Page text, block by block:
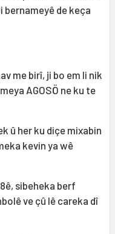
bernameyê de keça
me birî, ji bo em li nik
AGOSÖ ne ku te
û her ku diçe mixabin
kevin ya wê
sibeheka berf
ve çû lê careka dî